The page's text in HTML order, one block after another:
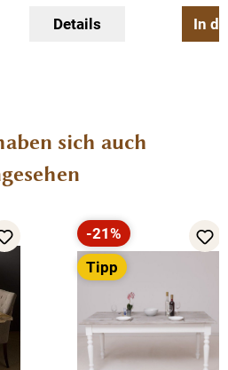
Details In
sich auch
Rabatt
-21%
Tipp